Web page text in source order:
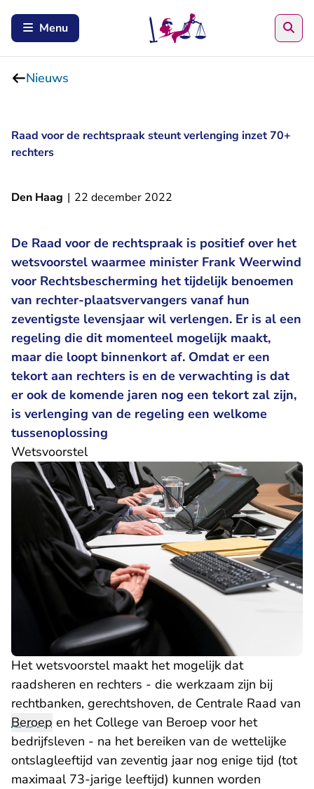
Menu
Nieuws
Raad voor de rechtspraak steunt verlenging inzet 70+
rechters
Den Haag | 22 december 2022
De Raad voor de rechtspraak is positief over het
wetsvoorstel waarmee minister Frank Weerwind
voor Rechtsbescherming het tijdelijk benoemen
van rechter-plaatsvervangers vanaf hun
zeventigste levensjaar wil verlengen. Er is al een
regeling die dit momenteel mogelijk maakt,
maar die loopt binnenkort af. Omdat er een
tekort aan rechters is en de verwachting is dat
er ook de komende jaren nog een tekort zal zijn,
is verlenging van de regeling een welkome
tussenoplossing
Wetsvoorstel
Het wetsvoorstel maakt het mogelijk dat
raadsheren en rechters - die werkzaam zijn bij
rechtbanken, gerechtshoven, de Centrale Raad van
Beroep en het College van Beroep voor het
bedrijfsleven - na het bereiken van de wettelijke
ontslagleeftijd van zeventig jaar nog enige tijd (tot
maximaal 73-jarige leeftijd) kunnen worden